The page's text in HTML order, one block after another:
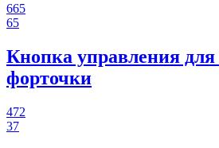
665
65
Кнопка управления
форточки
472
37